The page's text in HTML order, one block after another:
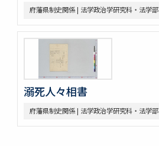
府藩県制史関係 | 法学政治学研究科・法学部
溺死人々相書
府藩県制史関係 | 法学政治学研究科・法学部